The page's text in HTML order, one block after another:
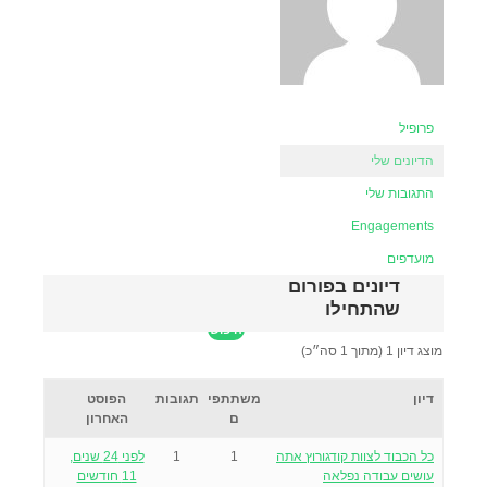
פרופיל
הדיונים שלי
התגובות שלי
Engagements
מועדפים
דיונים בפורום
שהתחילו
מוצג דיון 1 (מתוך 1 סה״כ)
דיון
משתתפי
ם
תגובות
הפוסט
האחרון
כל הכבוד לצוות קודגורוץ אתה
עושים עבודה נפלאה
1
1
לפני 24 שנים,
11 חודשים